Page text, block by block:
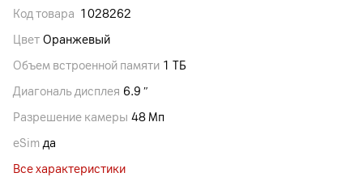
Код товара 1028262
Цвет Оранжевый
Объем встроенной памяти 1 ТБ
Диагональ дисплея 6.9 ″
Разрешение камеры 48 Мп
eSim да
Все характеристики